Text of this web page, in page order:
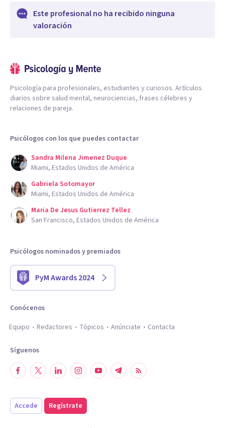
Este profesional no ha recibido ninguna
valoración
Psicología para profesionales, estudiantes y curiosos. Artículos
diarios sobre salud mental, neurociencias, frases célebres y
relaciones de pareja.
Psicólogos con los que puedes contactar
Sandra Milena Jimenez Duque
Miami, Estados Unidos de América
Gabriela Sotomayor
Miami, Estados Unidos de América
Maria De Jesus Gutierrez Tellez
San Francisco, Estados Unidos de América
Psicólogos nominados y premiados
PyM Awards 2024
Conócenos
Equipo
Redactores Tópicos Anúnciate Contacta
Síguenos
Accede Regístrate